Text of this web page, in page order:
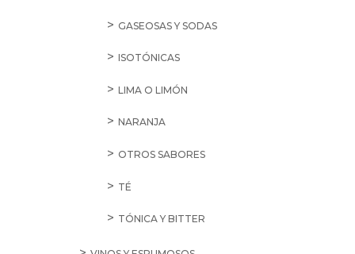
GASEOSAS Y SODAS
ISOTÓNICAS
LIMA O LIMÓN
NARANJA
OTROS SABORES
TÉ
TÓNICA Y BITTER